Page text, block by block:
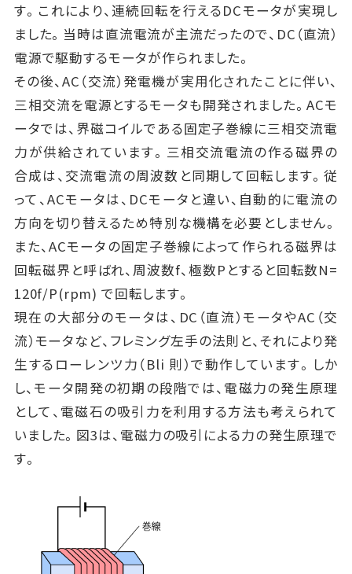
す。これにより、連続回転を行えるDCモータが実現し
ました。当時は直流電流が主流だったので、DC（直流）
電源で駆動するモータが作られました。
その後、AC（交流）発電機が実用化されたことに伴い、
三相交流を電源とするモータも開発されました。ACモ
ータでは、界磁コイルである固定子巻線に三相交流電
力が供給されています。三相交流電流の作る磁界の
合成は、交流電流の周波数と同期して回転します。従
って、ACモータは、DCモータと違い、自動的に電流の
方向を切り替えるため特別な機構を必要としません。
また、ACモータの固定子巻線によって作られる磁界は
回転磁界と呼ばれ、周波数f、極数Pとすると回転数N=
120f/P(rpm) で回転します。
現在の大部分のモータは、DC（直流）モータやAC（交
流）モータなど、フレミング左手の法則と、それにより発
生するローレンツ力（Bli 則）で動作しています。しか
し、モータ開発の初期の段階では、電磁力の発生原理
として、電磁石の吸引力を利用する方法も考えられて
いました。図3は、電磁力の吸引による力の発生原理で
す。